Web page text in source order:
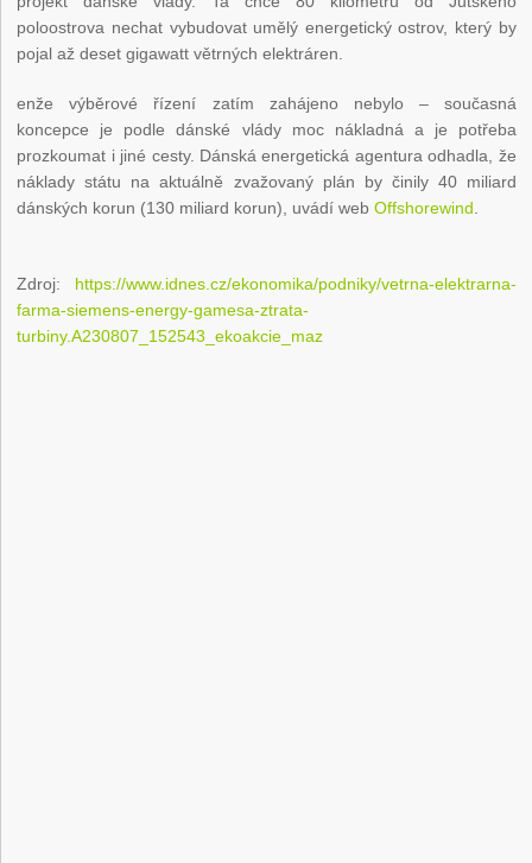
poloostrova nechat vybudovat umělý energetický ostrov, který by
pojal až deset gigawatt větrných elektráren.
enže výběrové řízení zatím zahájeno nebylo – současná
koncepce je podle dánské vlády moc nákladná a je potřeba
prozkoumat i jiné cesty. Dánská energetická agentura odhadla, že
náklady státu na aktuálně zvažovaný plán by činily 40 miliard
dánských korun (130 miliard korun), uvádí webOffshorewind
Zdroj: https://www.idnes.cz/ekonomika/podniky/vetrna-elektrarna-
farma-siemens-energy-gamesa-ztrata-
turbiny.A230807_152543_ekoakcie_maz